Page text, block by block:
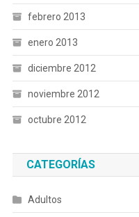
febrero 2013
enero 2013
diciembre 2012
noviembre 2012
octubre 2012
CATEGORÍAS
Adultos